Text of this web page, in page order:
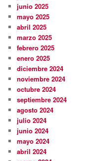
junio 2025
mayo 2025
abril 2025
marzo 2025
febrero 2025
enero 2025
diciembre 2024
noviembre 2024
octubre 2024
septiembre 2024
agosto 2024
julio 2024
junio 2024
mayo 2024
abril 2024